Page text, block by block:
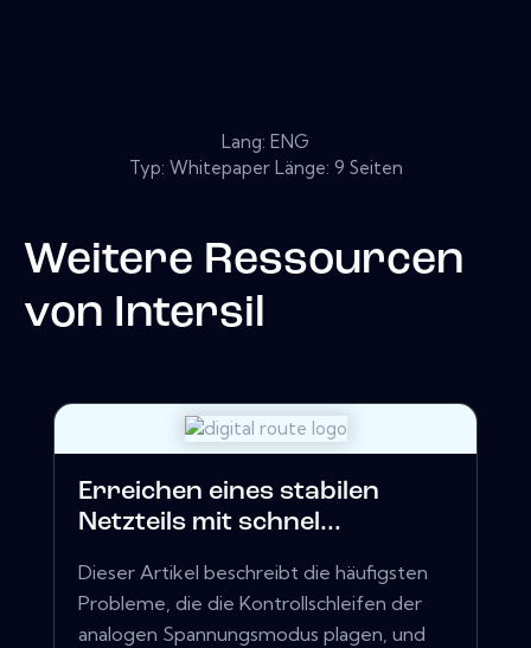
Lang: ENG
Typ: Whitepaper Länge: 9 Seiten
Weitere Ressourcen
von Intersil
Erreichen eines stabilen
Netzteils mit schnel...
Dieser Artikel beschreibt die häufigsten
Probleme, die die Kontrollschleifen der
analogen Spannungsmodus plagen, und